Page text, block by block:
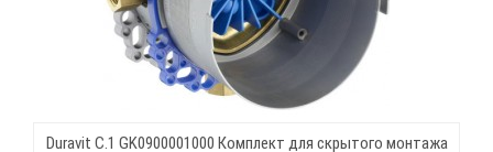
Duravit C.1 GK0900001000 Комплект для скрытого монтажа